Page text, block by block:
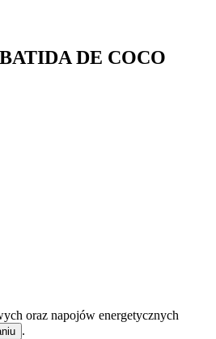
DE COCO
oraz napojów energetycznych
.